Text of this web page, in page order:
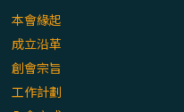
本會緣起
成立沿革
創會宗旨
工作計劃